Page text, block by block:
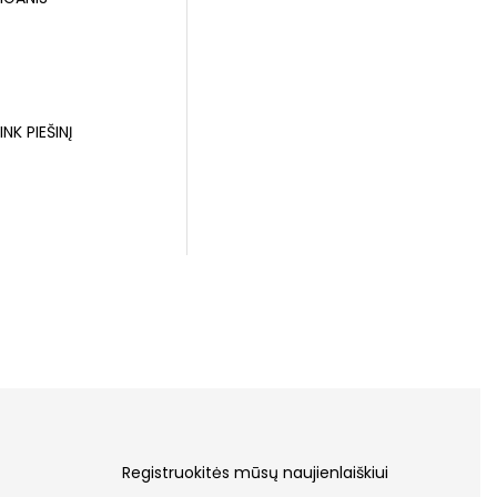
PIEŠINĮ
Registruokitės mūsų naujienlaiškiui